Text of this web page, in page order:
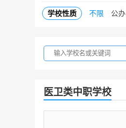
学校性质 不限 公办
医卫类中职学校